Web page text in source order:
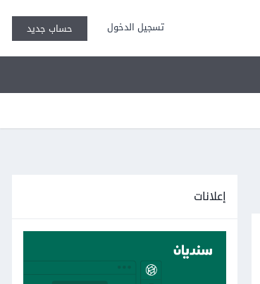
تسجيل الدخول حساب جديد
إعلانات